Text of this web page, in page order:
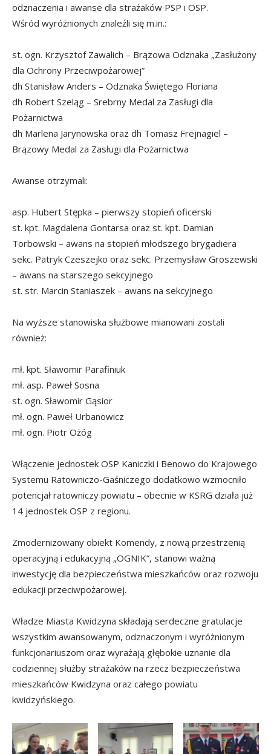
odznaczenia i awanse dla strażaków PSP i OSP.
Wśród wyróżnionych znaleźli się m.in.:
st. ogn. Krzysztof Zawalich – Brązowa Odznaka „Zasłużony
dla Ochrony Przeciwpożarowej”
dh Stanisław Anders – Odznaka Świętego Floriana
dh Robert Szeląg – Srebrny Medal za Zasługi dla
Pożarnictwa
dh Marlena Jarynowska oraz dh Tomasz Frejnagiel –
Brązowy Medal za Zasługi dla Pożarnictwa
Awanse otrzymali:
asp. Hubert Stępka – pierwszy stopień oficerski
st. kpt. Magdalena Gontarsa oraz st. kpt. Damian
Torbowski – awans na stopień młodszego brygadiera
sekc. Patryk Czeszejko oraz sekc. Przemysław Groszewski
– awans na starszego sekcyjnego
st. str. Marcin Staniaszek – awans na sekcyjnego
Na wyższe stanowiska służbowe mianowani zostali
również:
mł. kpt. Sławomir Parafiniuk
mł. asp. Paweł Sosna
st. ogn. Sławomir Gąsior
mł. ogn. Paweł Urbanowicz
mł. ogn. Piotr Ożóg
Włączenie jednostek OSP Kaniczki i Benowo do Krajowego
Systemu Ratowniczo-Gaśniczego dodatkowo wzmocniło
potencjał ratowniczy powiatu – obecnie w KSRG działa już
14 jednostek OSP z regionu.
Zmodernizowany obiekt Komendy, z nową przestrzenią
operacyjną i edukacyjną „OGNIK”, stanowi ważną
inwestycję dla bezpieczeństwa mieszkańców oraz rozwoju
edukacji przeciwpożarowej.
Władze Miasta Kwidzyna składają serdeczne gratulacje
wszystkim awansowanym, odznaczonym i wyróżnionym
funkcjonariuszom oraz wyrażają głębokie uznanie dla
codziennej służby strażaków na rzecz bezpieczeństwa
mieszkańców Kwidzyna oraz całego powiatu
kwidzyńskiego.